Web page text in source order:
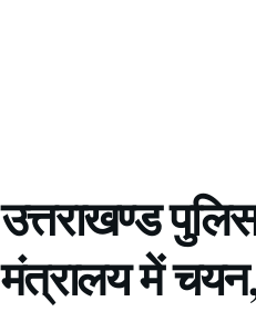
उत्तराखण्ड
मंत्रालय में